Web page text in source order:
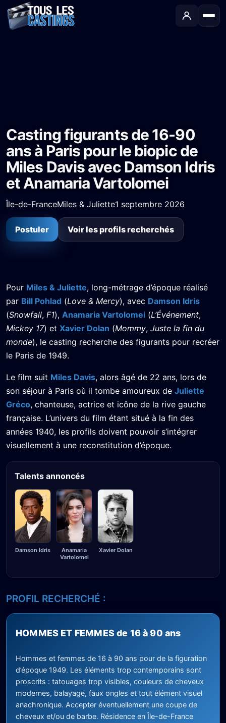
Casting figurants de 16-90
ans à Paris pour le biopic de
Miles Davis avec Damson Idris
et Anamaria Vartolomei
Île-de-FranceMiles & Juliette1 septembre 2026
Postuler Voir les profils recherchés
Pour Miles & Juliette, long-métrage d’époque réalisé
par Bill Pohlad (Love & Mercy), avec Damson Idris
(Snowfall, F1), Anamaria Vartolomei (L’Événement,
Mickey 17) et Xavier Dolan (Mommy, Juste la fin du
monde), le casting recherche des figurants pour recréer
le Paris de 1949.
Le film suit Miles Davis, alors âgé de 22 ans, lors de
son séjour à Paris où il tombe amoureux de Juliette
Gréco, chanteuse, actrice et icône de la rive gauche
française. L’univers du film étant situé à la fin des
années 1940, les profils doivent pouvoir s’intégrer
visuellement à une reconstitution d’époque.
Talents annoncés
Damson Idris
Anamaria
Vartolomei
Xavier Dolan
PROFIL RECHERCHÉ :
HOMMES ET FEMMES de 16 à 90 ans
Hommes et femmes de 16 à 90 ans pour de la figuration
d’époque 1949. Les éléments trop contemporains sont
proscrits : tatouages trop visibles, couleurs de cheveux
modernes, balayage, faux ongles et tout élément visuel
anachronique. Accepter éventuellement une coupe de
cheveux et/ou de barbe. Résidence en Île-de-France